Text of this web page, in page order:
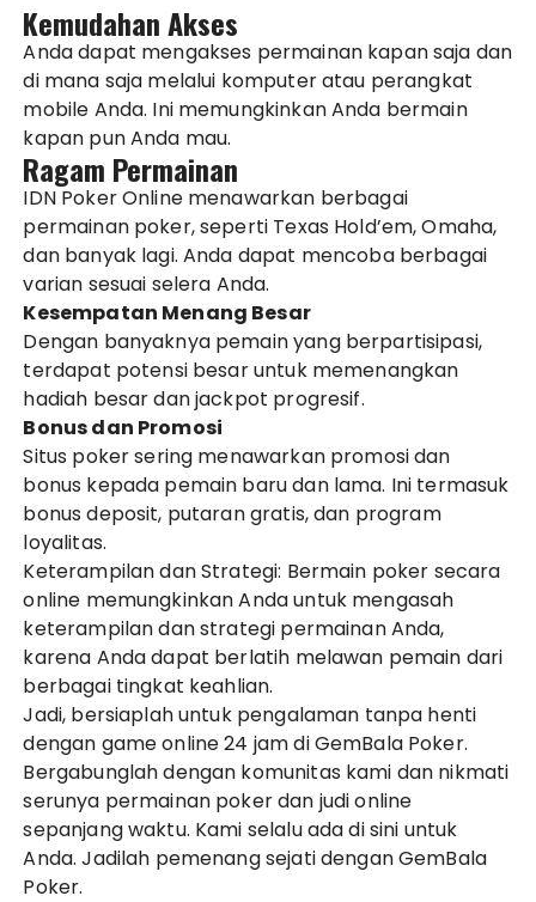
Kemudahan Akses
Anda dapat mengakses permainan kapan saja dan
di mana saja melalui komputer atau perangkat
mobile Anda. Ini memungkinkan Anda bermain
kapan pun Anda mau.
Ragam Permainan
IDN Poker Online menawarkan berbagai
permainan poker, seperti Texas Hold’em, Omaha,
dan banyak lagi. Anda dapat mencoba berbagai
varian sesuai selera Anda.
Kesempatan Menang Besar
Dengan banyaknya pemain yang berpartisipasi,
terdapat potensi besar untuk memenangkan
hadiah besar dan jackpot progresif.
Bonus dan Promosi
Situs poker sering menawarkan promosi dan
bonus kepada pemain baru dan lama. Ini termasuk
bonus deposit, putaran gratis, dan program
loyalitas.
Keterampilan dan Strategi: Bermain poker secara
online memungkinkan Anda untuk mengasah
keterampilan dan strategi permainan Anda,
karena Anda dapat berlatih melawan pemain dari
berbagai tingkat keahlian.
Jadi, bersiaplah untuk pengalaman tanpa henti
dengan game online 24 jam di GemBala Poker.
Bergabunglah dengan komunitas kami dan nikmati
serunya permainan poker dan judi online
sepanjang waktu. Kami selalu ada di sini untuk
Anda. Jadilah pemenang sejati dengan GemBala
Poker.